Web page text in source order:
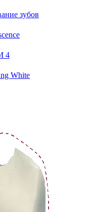
зубов
4
White